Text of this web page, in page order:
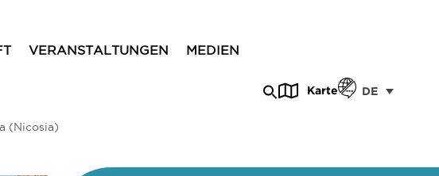
VERANSTALTUNGEN MEDIEN
Karte DE
(Nicosia)